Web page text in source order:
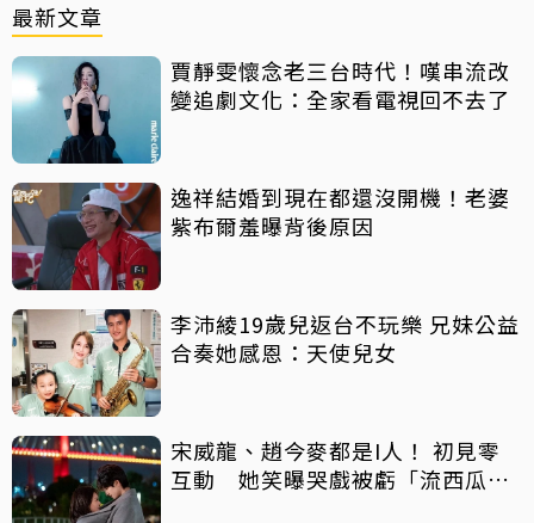
最新文章
賈靜雯懷念老三台時代！嘆串流改
變追劇文化：全家看電視回不去了
逸祥結婚到現在都還沒開機！老婆
紫布爾羞曝背後原因
李沛綾19歲兒返台不玩樂 兄妹公益
合奏她感恩：天使兒女
宋威龍、趙今麥都是I人！ 初見零
互動 她笑曝哭戲被虧「流西瓜